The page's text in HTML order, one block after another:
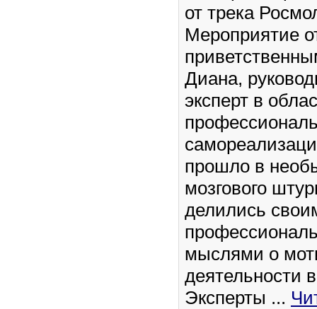
от трека
Мероприятие
Диана,
эксперт в
прошло в
мозгового
делились
мыслями о
деятельности
Эксперты ...